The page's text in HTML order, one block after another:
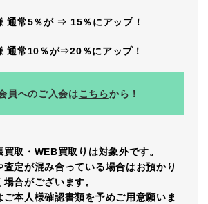
通常5％が ⇒ 15％にアップ！
通常10％が⇒20％にアップ！
員へのご入会はこちらから！
取・WEB買取りは対象外です。
定が混み合っている場合はお預かり
合がございます。
本人様確認書類を予めご用意願いま